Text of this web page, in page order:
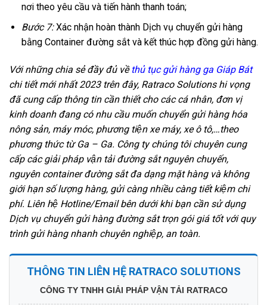
nơi theo yêu cầu và tiến hành thanh toán;
Bước 7:Xác nhận hoàn thành Dịch vụ chuyển gửi hàng
bằng Container đường sắt và kết thúc hợp đồng gửi hàng.
Với những chia sẻ đầy đủ về thủ tục gửi hàng ga Giáp Bát
chi tiết mới nhất 2023 trên đây, Ratraco Solutions hi vọng
đã cung cấp thông tin cần thiết cho các cá nhân, đơn vị
kinh doanh đang có nhu cầu muốn chuyển gửi hàng hóa
nông sản, máy móc, phương tiện xe máy, xe ô tô,…theo
phương thức từ Ga – Ga. Công ty chúng tôi chuyên cung
cấp các giải pháp vận tải đường sắt nguyên chuyến,
nguyên container đường sắt đa dạng mặt hàng và không
giới hạn số lượng hàng, gửi càng nhiều càng tiết kiệm chi
phí. Liên hệ Hotline/Email bên dưới khi bạn cần sử dụng
Dịch vụ chuyển gửi hàng đường sắt trọn gói giá tốt với quy
trình gửi hàng nhanh chuyên nghiệp, an toàn.
THÔNG TIN LIÊN HỆ RATRACO SOLUTIONS
CÔNG TY TNHH GIẢI PHÁP VẬN TẢI RATRACO